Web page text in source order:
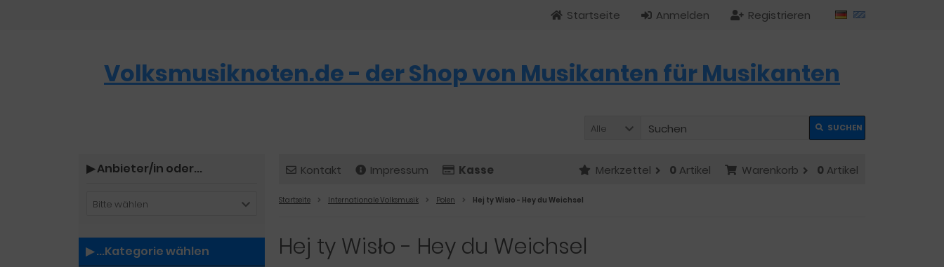
Registrieren
Anmelden
Startseite
Volksmusiknoten.de - der Shop von Musikanten für Musikanten
Alle SUCHEN
Kontakt Impressum Kasse Warenkorb 0 Artikel
Merkzettel 0 Artikel
Startseite Internationale Volksmusik Polen Hej ty Wisło - Hey du Weichsel
Hej ty Wisło - Hey du Weichsel
▶︎ Anbieter/in oder...
Bitte wählen
▶︎ ...Kategorie wählen